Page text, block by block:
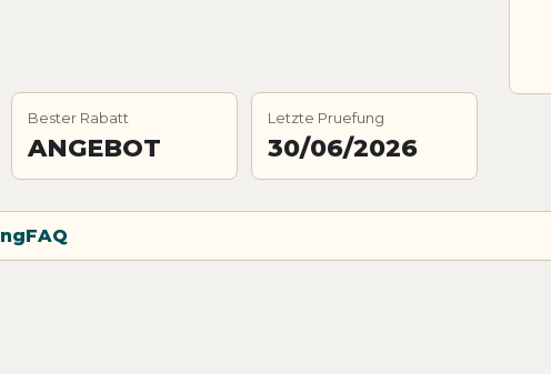
Bester Rabatt
ANGEBOT
Letzte Pruefung
30/06/2026
FAQ